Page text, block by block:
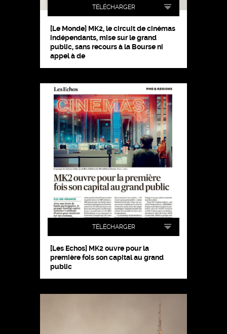
TÉLÉCHARGER
[Le Monde] MK2, le circuit de cinémas
indépendants, mise sur le grand
public, sans recours à la Bourse ni
appel à de
TÉLÉCHARGER
[Les Echos] MK2 ouvre pour la
première fois son capital au grand
public